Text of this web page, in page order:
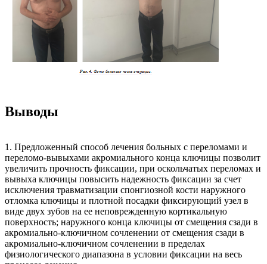
Выводы
1. Предложенный способ лечения больных с переломами и
переломо-вывыхами акромиального конца ключицы позволит
увеличить прочность фиксации, при оскольчатых переломах и
вывыха ключицы повысить надежность фиксации за счет
исключения травматизации спонгиозной кости наружного
отломка ключицы и плотной посадки фиксирующий узел в
виде двух зубов на ее неповрежденную кортикальную
поверхность; наружного конца ключицы от смещения сзади в
акромиально-ключичном сочленении от смещения сзади в
акромиально-ключичном сочленении в пределах
физиологического диапазона в условии фиксации на весь